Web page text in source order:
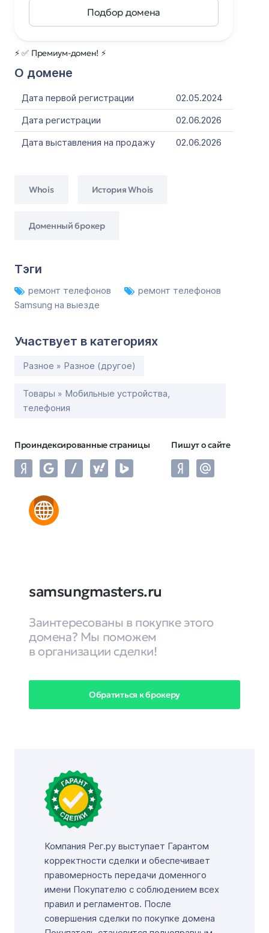
⚡ ✅ Премиум-домен! ⚡
О домене
Дата первой регистрации
02.05.2024
Дата регистрации
02.06.2026
Дата выставления на продажу
02.06.2026
Whois История Whois
Доменный брокер
Тэги
ремонт телефонов
ремонт телефонов
Samsung на выезде
Участвует в категориях
Разное » Разное (другое)
Товары » Мобильные устройства,
телефония
Проиндексированные страницы Пишут о сайте
Подбор домена
samsungmasters.ru
Заинтересованы в покупке этого
домена? Мы поможем
в организации сделки!
Обратиться к брокеру
Компания Рег.ру выступает Гарантом
корректности сделки и обеспечивает
правомерность передачи доменного
имени Покупателю с соблюдением всех
правил и регламентов. После
совершения сделки по покупке домена